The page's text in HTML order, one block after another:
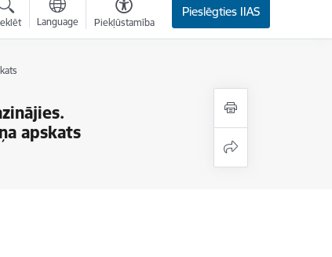
Language Piekļūstamība
Pieslēgties IIAS
apskats